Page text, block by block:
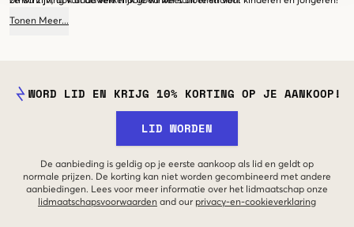
Tonen Meer...
WORD LID EN KRIJG 10% KORTING OP JE AANKOOP!
LID WORDEN
De aanbieding is geldig op je eerste aankoop als lid en geldt op
normale prijzen. De korting kan niet worden gecombineerd met andere
aanbiedingen. Lees voor meer informatie over het lidmaatschap onze
lidmaatschapsvoorwaarden and our privacy-en-cookieverklaring